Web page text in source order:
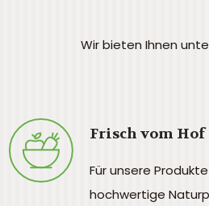
Wir bieten Ihnen
Frisch vom Hof
Für unsere
hochwertige